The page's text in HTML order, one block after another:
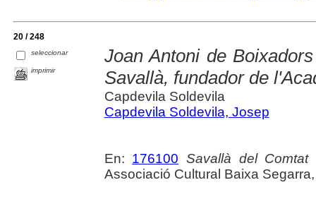
20 / 248
seleccionar
imprimir
Joan Antoni de
Savallà, fundador de
Capdevila Soldevila
Capdevila Soldevila, Josep
En: 176100 Savallà del
Associació Cultural Baixa